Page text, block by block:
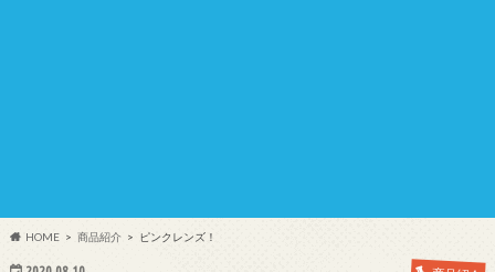
HOME 商品紹介 ピンクレンズ！